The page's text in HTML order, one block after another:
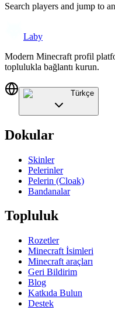
Search players and jump to
Laby
Modern Minecraft profil
toplulukla bağlantı kurun.
Türkçe
Dokular
Skinler
Pelerinler
Pelerin (Cloak)
Bandanalar
Topluluk
Rozetler
Minecraft İsimleri
Minecraft araçları
Geri Bildirim
Blog
Katkıda Bulun
Destek